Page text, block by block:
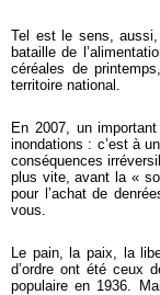
Tel est le sens,
bataille de
céréales de
territoire national.
En 2007, un
inondations : c’est à
conséquences
plus vite, avant la «
pour l’achat de
vous.
Le pain, la paix, la
d’ordre ont été ceux
populaire en 1936.